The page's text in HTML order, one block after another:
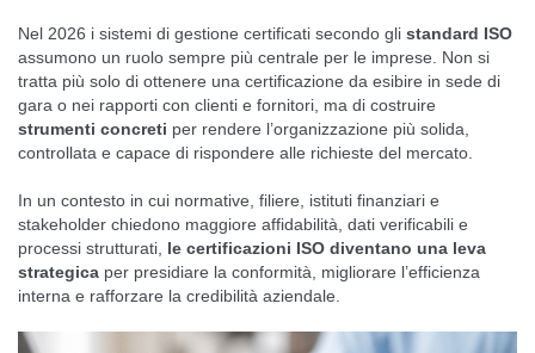
Nel 2026 i sistemi di gestione certificati secondo gli standard ISO
assumono un ruolo sempre più centrale per le imprese. Non si
tratta più solo di ottenere una certificazione da esibire in sede di
gara o nei rapporti con clienti e fornitori, ma di costruire
strumenti concreti per rendere l’organizzazione più solida,
controllata e capace di rispondere alle richieste del mercato.
In un contesto in cui normative, filiere, istituti finanziari e
stakeholder chiedono maggiore affidabilità, dati verificabili e
processi strutturati, le certificazioni ISO diventano una leva
strategica per presidiare la conformità, migliorare l’efficienza
interna e rafforzare la credibilità aziendale.